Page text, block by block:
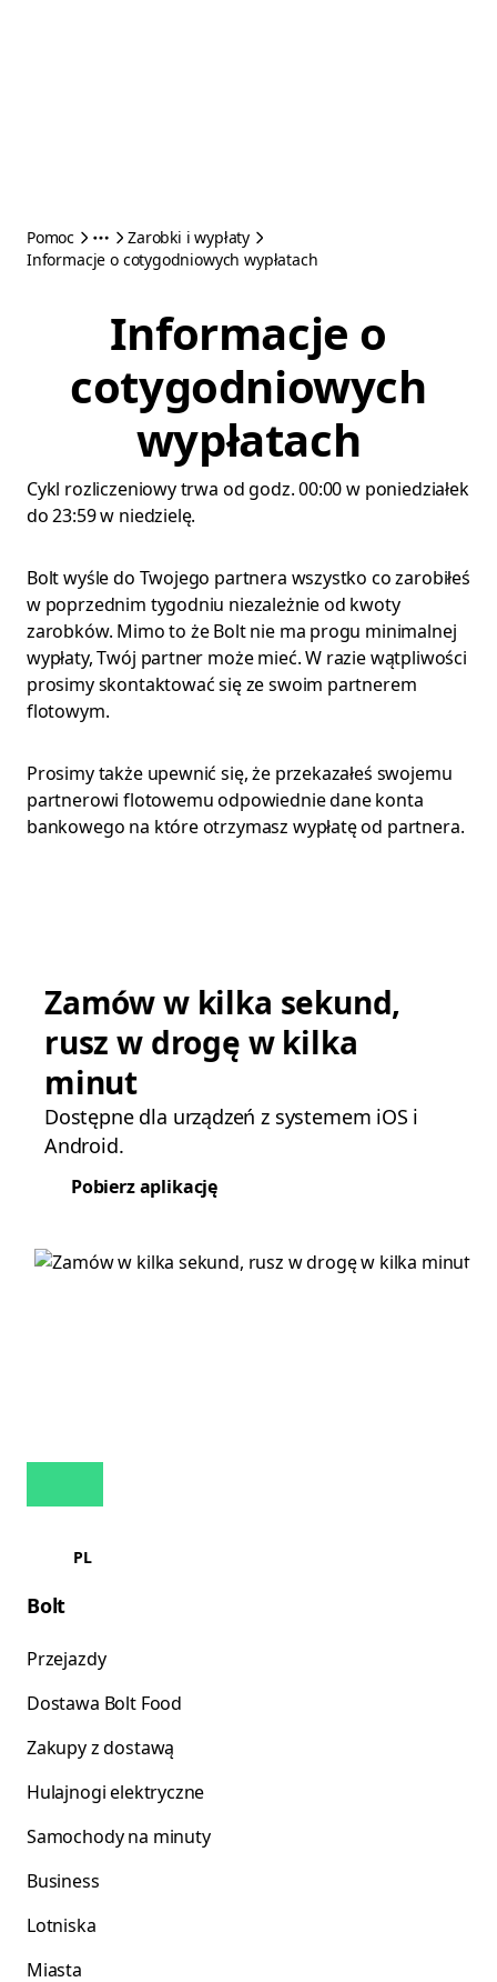
Pomoc
Zarobki i wypłaty
Informacje o cotygodniowych wypłatach
Informacje o
cotygodniowych
wypłatach
Cykl rozliczeniowy trwa od godz. 00:00 w poniedziałek
do 23:59 w niedzielę.
Bolt wyśle do Twojego partnera wszystko co zarobiłeś
w poprzednim tygodniu niezależnie od kwoty
zarobków. Mimo to że Bolt nie ma progu minimalnej
wypłaty, Twój partner może mieć. W razie wątpliwości
prosimy skontaktować się ze swoim partnerem
flotowym.
Prosimy także upewnić się, że przekazałeś swojemu
partnerowi flotowemu odpowiednie dane konta
bankowego na które otrzymasz wypłatę od partnera.
Zamów w kilka sekund,
rusz w drogę w kilka
minut
Dostępne dla urządzeń z systemem iOS i
Android.
Pobierz aplikację
PL
Bolt
Przejazdy
Dostawa Bolt Food
Zakupy z dostawą
Hulajnogi elektryczne
Samochody na minuty
Business
Lotniska
Miasta